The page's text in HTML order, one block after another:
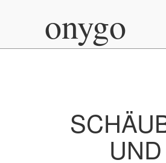
onygo
UND